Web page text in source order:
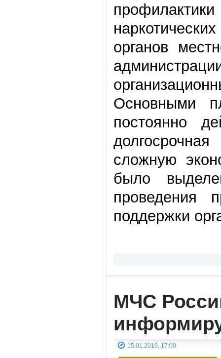
органов
Основными
постоянно
сложную
было
проведения
поддержки
МЧС
15.01.2016, 17:00